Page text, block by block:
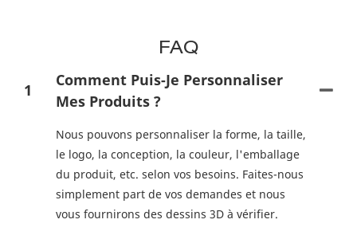
FAQ
1
Comment Puis-Je Personnaliser
Mes Produits ?
Nous pouvons personnaliser la forme, la taille,
le logo, la conception, la couleur, l'emballage
du produit, etc. selon vos besoins. Faites-nous
simplement part de vos demandes et nous
vous fournirons des dessins 3D à vérifier.